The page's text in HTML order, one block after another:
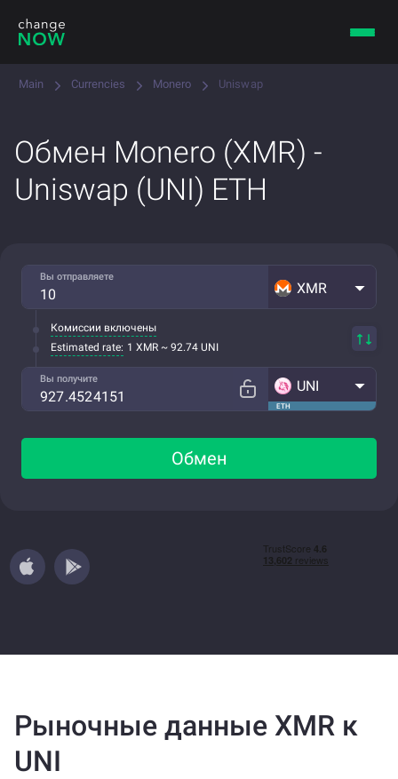
Main Currencies Monero Uniswap
Обмен Monero (XMR) -
Uniswap (UNI) ETH
Вы отправляете
XMR
Комиссии включены
Estimated rate: 1 XMR ~ 92.74 UNI
Вы получите
ETH
UNI
Обмен
Рыночные данные XMR к
UNI